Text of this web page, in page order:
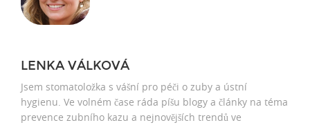
LENKA VÁLKOVÁ
Jsem stomatoložka s vášní pro péči o zuby a ústní
hygienu. Ve volném čase ráda píšu blogy a články na téma
prevence zubního kazu a nejnovějších trendů ve